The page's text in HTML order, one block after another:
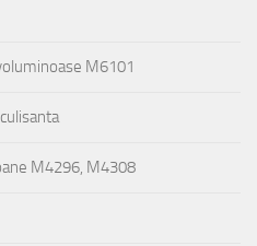
M6101
M4296, M4308